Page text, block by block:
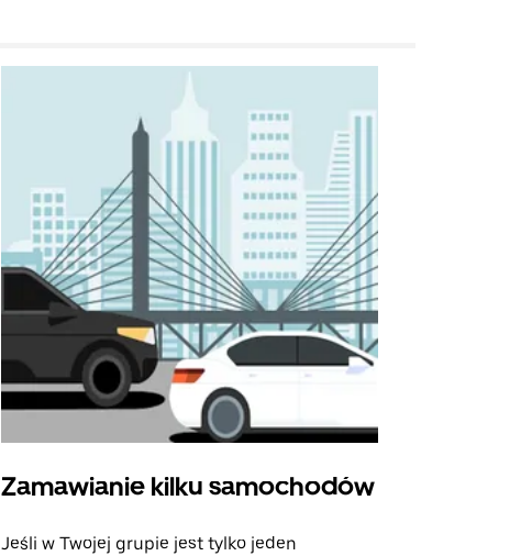
Zamawianie kilku samochodów
Jeśli w Twojej grupie jest tylko jeden